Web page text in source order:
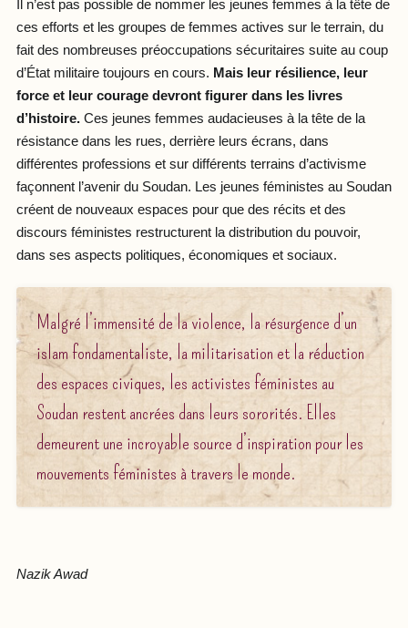
Il n’est pas possible de nommer les jeunes femmes à la tête de
ces efforts et les groupes de femmes actives sur le terrain, du
fait des nombreuses préoccupations sécuritaires suite au coup
d’État militaire toujours en cours. Mais leur résilience, leur
force et leur courage devront figurer dans les livres
d’histoire.Ces jeunes femmes audacieuses à la tête de la
résistance dans les rues, derrière leurs écrans, dans
différentes professions et sur différents terrains d’activisme
façonnent l’avenir du Soudan. Les jeunes féministes au Soudan
créent de nouveaux espaces pour que des récits et des
discours féministes restructurent la distribution du pouvoir,
dans ses aspects politiques, économiques et sociaux.
Malgré l’immensité de la violence, la résurgence d’un
islam fondamentaliste, la militarisation et la réduction
des espaces civiques, les activistes féministes au
Soudan restent ancrées dans leurs sororités. Elles
demeurent une incroyable source d’inspiration pour les
mouvements féministes à travers le monde.
Nazik Awad